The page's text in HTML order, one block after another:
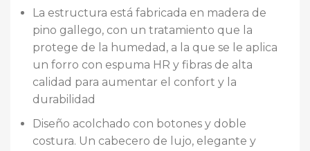
La estructura está fabricada en madera de
pino gallego, con un tratamiento que la
protege de la humedad, a la que se le aplica
un forro con espuma HR y fibras de alta
calidad para aumentar el confort y la
durabilidad
Diseño acolchado con botones y doble
costura. Un cabecero de lujo, elegante y